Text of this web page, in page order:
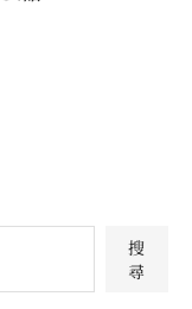
搜
尋